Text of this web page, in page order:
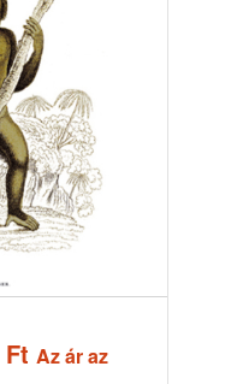
FtÁrtartomány:
Az ár az